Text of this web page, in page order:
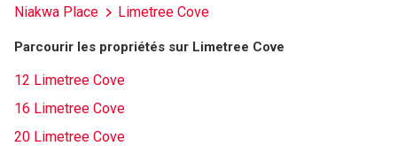
Niakwa Place
Limetree Cove
Parcourir les propriétés sur Limetree Cove
12 Limetree Cove
16 Limetree Cove
20 Limetree Cove